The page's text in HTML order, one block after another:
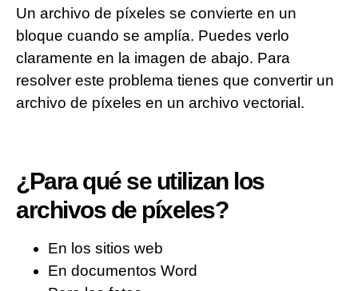
Un archivo de píxeles se convierte en un
bloque cuando se amplía. Puedes verlo
claramente en la imagen de abajo. Para
resolver este problema tienes que convertir un
archivo de píxeles en un archivo vectorial.
¿Para qué se utilizan los
archivos de píxeles?
En los sitios web
En documentos Word